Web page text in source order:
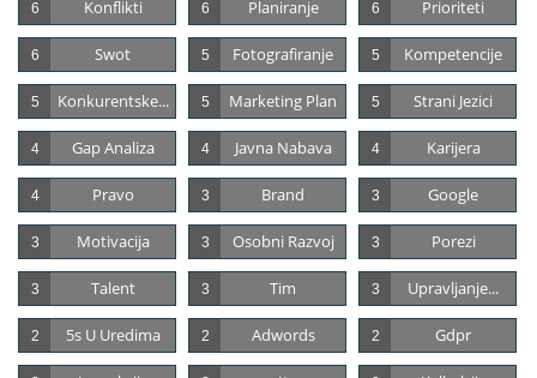
Konflikti
6 Planiranje
6 Prioriteti
6
Swot
6 Fotografiranje
5 Kompetencije
5
Konkurentske...
5 Marketing Plan
5 Strani Jezici
5
Gap Analiza
4 Javna Nabava
4 Karijera
4
Pravo
4 Brand
3 Google
3
Motivacija
3 Osobni Razvoj
3 Porezi
3
Talent
3 Tim
3 Upravljanje...
3
5s U Uredima
2 Adwords
2 Gdpr
2